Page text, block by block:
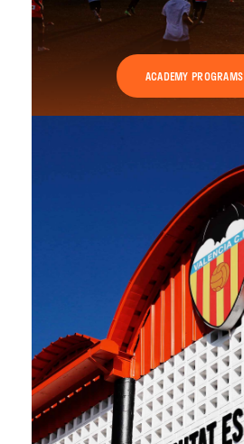
ACADEMY PROGRAMS